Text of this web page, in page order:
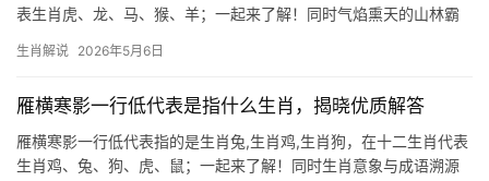
表生肖虎、龙、马、猴、羊；一起来了解！同时气焰熏天的山林霸
山林时草木皆伏，其威势如烈火燎原，令人不敢直视，在十二地支
生肖解说 2026年5月6日
雁横寒影一行低代表是指什么生肖，揭晓优质解答
雁横寒影一行低代表指的是生肖兔,生肖鸡,生肖狗，在十二生肖代表
生肖鸡、兔、狗、虎、鼠；一起来了解！同时生肖意象与成语溯源